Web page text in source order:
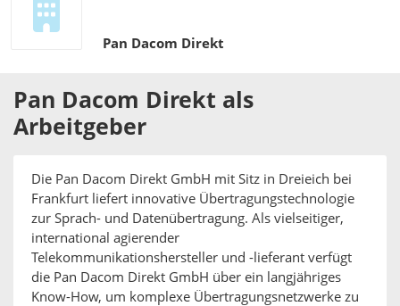
Pan Dacom Direkt
Pan Dacom Direkt als
Arbeitgeber
Die Pan Dacom Direkt GmbH mit Sitz in Dreieich bei
Frankfurt liefert innovative Übertragungstechnologie
zur Sprach- und Datenübertragung. Als vielseitiger,
international agierender
Telekommunikationshersteller und -lieferant verfügt
die Pan Dacom Direkt GmbH über ein langjähriges
Know-How, um komplexe Übertragungsnetzwerke zu